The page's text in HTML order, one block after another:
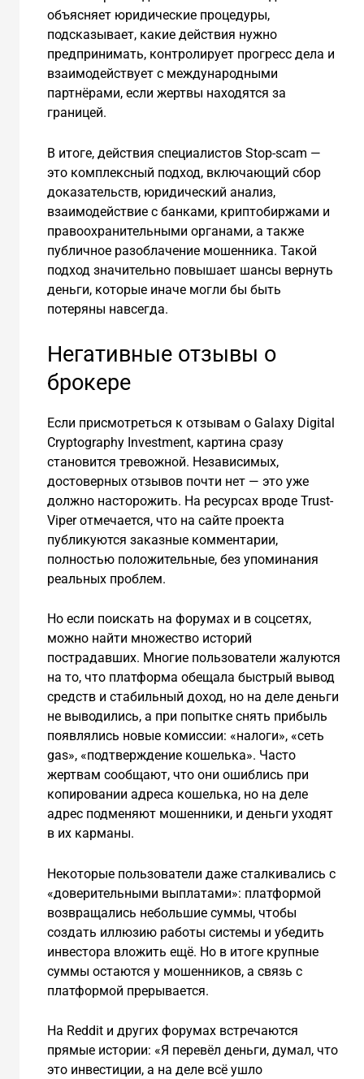
объясняет юридические процедуры,
подсказывает, какие действия нужно
предпринимать, контролирует прогресс дела и
взаимодействует с международными
партнёрами, если жертвы находятся за
границей.
В итоге, действия специалистов Stop-scam —
это комплексный подход, включающий сбор
доказательств, юридический анализ,
взаимодействие с банками, криптобиржами и
правоохранительными органами, а также
публичное разоблачение мошенника. Такой
подход значительно повышает шансы вернуть
деньги, которые иначе могли бы быть
потеряны навсегда.
Негативные отзывы о
брокере
Если присмотреться к отзывам о Galaxy Digital
Cryptography Investment, картина сразу
становится тревожной. Независимых,
достоверных отзывов почти нет — это уже
должно насторожить. На ресурсах вроде Trust-
Viper отмечается, что на сайте проекта
публикуются заказные комментарии,
полностью положительные, без упоминания
реальных проблем.
Но если поискать на форумах и в соцсетях,
можно найти множество историй
пострадавших. Многие пользователи жалуются
на то, что платформа обещала быстрый вывод
средств и стабильный доход, но на деле деньги
не выводились, а при попытке снять прибыль
появлялись новые комиссии: «налоги», «сеть
gas», «подтверждение кошелька». Часто
жертвам сообщают, что они ошиблись при
копировании адреса кошелька, но на деле
адрес подменяют мошенники, и деньги уходят
в их карманы.
Некоторые пользователи даже сталкивались с
«доверительными выплатами»: платформой
возвращались небольшие суммы, чтобы
создать иллюзию работы системы и убедить
инвестора вложить ещё. Но в итоге крупные
суммы остаются у мошенников, а связь с
платформой прерывается.
На Reddit и других форумах встречаются
прямые истории: «Я перевёл деньги, думал, что
это инвестиции, а на деле всё ушло